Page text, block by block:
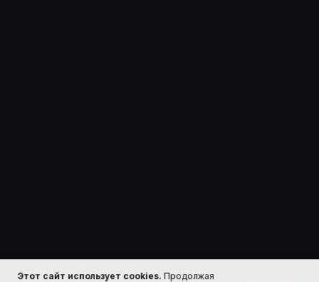
Этот сайт использует cookies. Продолжая